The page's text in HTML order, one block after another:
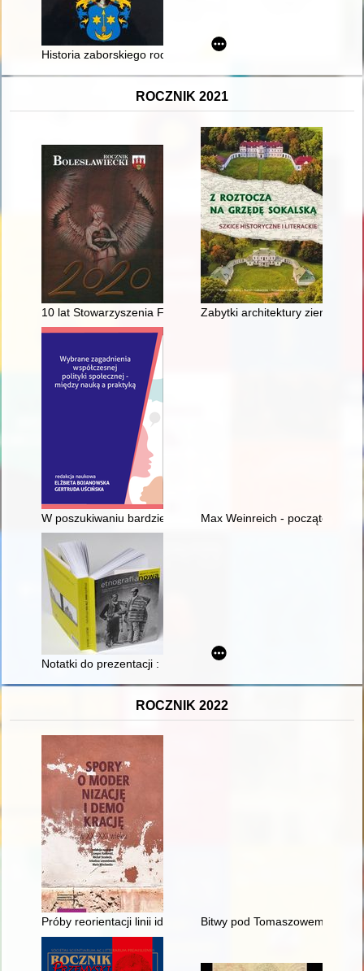
Historia zaborskiego rodu Ukleja-Czarnowskich Augustyna
ROCZNIK 2021
10 lat Stowarzyszenia Fotograficznego "Camera"
Zabytki architektury ziemi
W poszukiwaniu bardziej sprawiedliwego systemu
Max Weinreich - początek
Notatki do prezentacji : Eugeniusz Frankowski w baskijskich
ROCZNIK 2022
Próby reorientacji linii ideowej i politycznej katolików świeckich
Bitwy pod Tomaszowem